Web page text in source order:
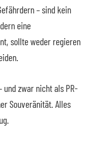
– sind kein
eine
sollte weder regieren
und zwar nicht als PR-
Souveränität. Alles